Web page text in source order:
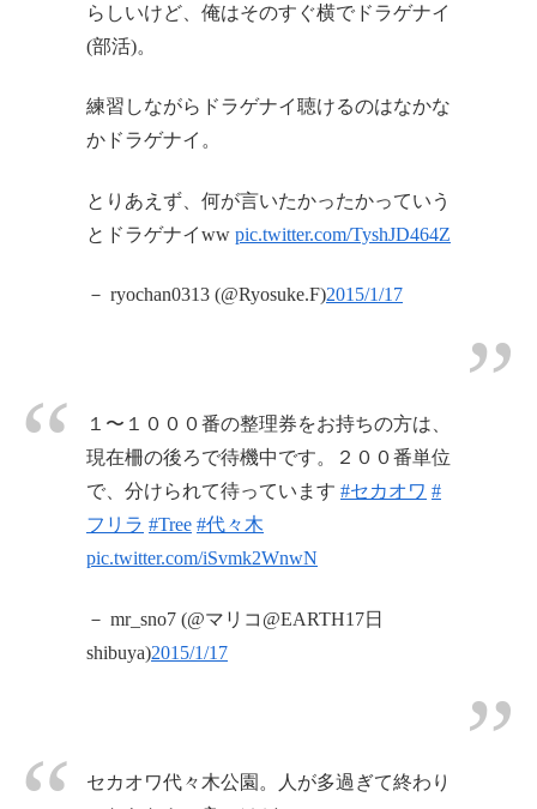
らしいけど、俺はそのすぐ横でドラゲナイ
(部活)。
練習しながらドラゲナイ聴けるのはなかな
かドラゲナイ。
とりあえず、何が言いたかったかっていう
とドラゲナイww pic.twitter.com/TyshJD464Z
－ ryochan0313 (@Ryosuke.F)2015/1/17
１〜１０００番の整理券をお持ちの方は、
現在柵の後ろで待機中です。２００番単位
で、分けられて待っています #セカオワ #
フリラ #Tree #代々木
pic.twitter.com/iSvmk2WnwN
－ mr_sno7 (@マリコ@EARTH17日
shibuya)2015/1/17
セカオワ代々木公園。人が多過ぎて終わり